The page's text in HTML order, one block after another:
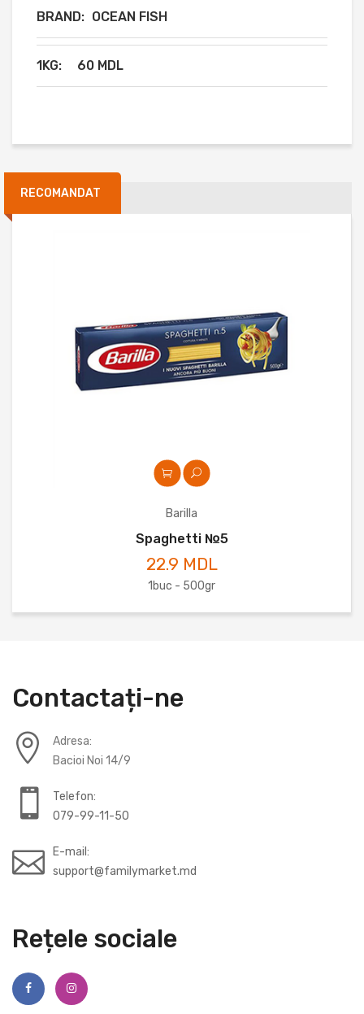
BRAND: OCEAN FISH
1KG: 60 MDL
RECOMANDAT
Barilla
Spaghetti №5
22.9 MDL
1buc - 500gr
Rețele sociale
Contactați-ne
Adresa:
Bacioi Noi 14/9
Telefon:
079-99-11-50
E-mail:
support@familymarket.md